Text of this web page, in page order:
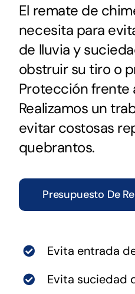
El remate de
necesita para
de lluvia y
obstruir su tiro o
Protección frente
Realizamos un
evitar costosas
quebrantos.
Presupuesto De
Evita entrada
Evita suciedad